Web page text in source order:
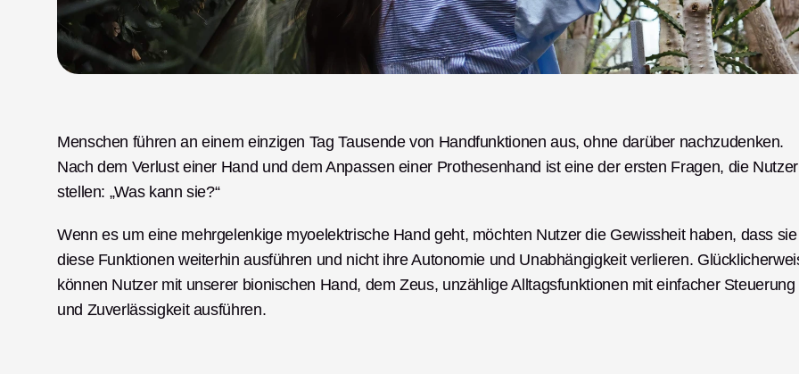
Menschen führen an einem einzigen Tag Tausende von Handfunktionen aus, ohne darüber nachzudenken.
Nach dem Verlust einer Hand und dem Anpassen einer Prothesenhand ist eine der ersten Fragen, die Nutzer
stellen: „Was kann sie?“
Wenn es um eine mehrgelenkige myoelektrische Hand geht, möchten Nutzer die Gewissheit haben, dass sie
diese Funktionen weiterhin ausführen und nicht ihre Autonomie und Unabhängigkeit verlieren.
können Nutzer mit unserer bionischen Hand, dem Zeus, unzählige Alltagsfunktionen mit einfacher Steuerung
und Zuverlässigkeit ausführen.